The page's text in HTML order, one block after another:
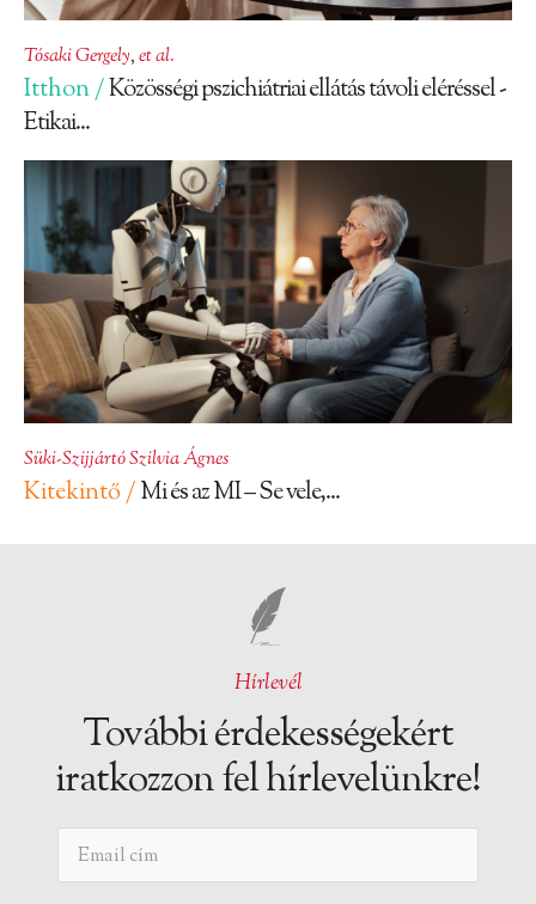
Tósaki Gergely,et al.
Itthon /Közösségi pszichiátriai ellátás távoli eléréssel -
Etikai...
Süki-Szijjártó Szilvia Ágnes
Kitekintő /Mi és az MI – Se vele,...
Hírlevél
További érdekességekért
iratkozzon fel hírlevelünkre!